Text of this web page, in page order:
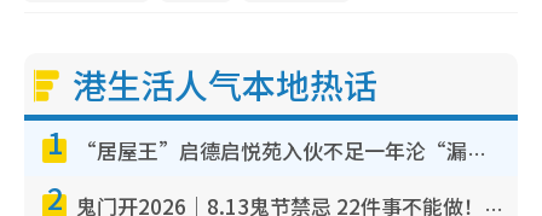
港生活人气本地热话
1 “居屋王”启德启悦苑入伙不足一年沦“漏水之王”！插座喷火花致大停电 多户业主全屋家电报废
2 鬼门开2026｜8.13鬼节禁忌 22件事不能做！烧肉、刺身要少食？半夜勿吹口哨/打给个电话